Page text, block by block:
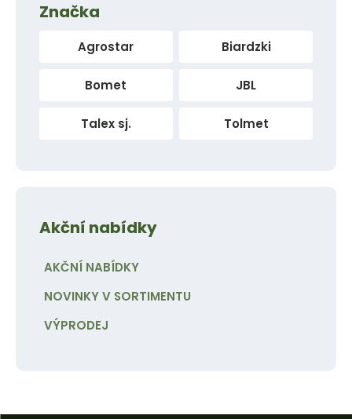
Značka
Agrostar Biardzki
Bomet JBL
Talex sj. Tolmet
Akční nabídky
AKČNÍ NABÍDKY
NOVINKY V SORTIMENTU
VÝPRODEJ